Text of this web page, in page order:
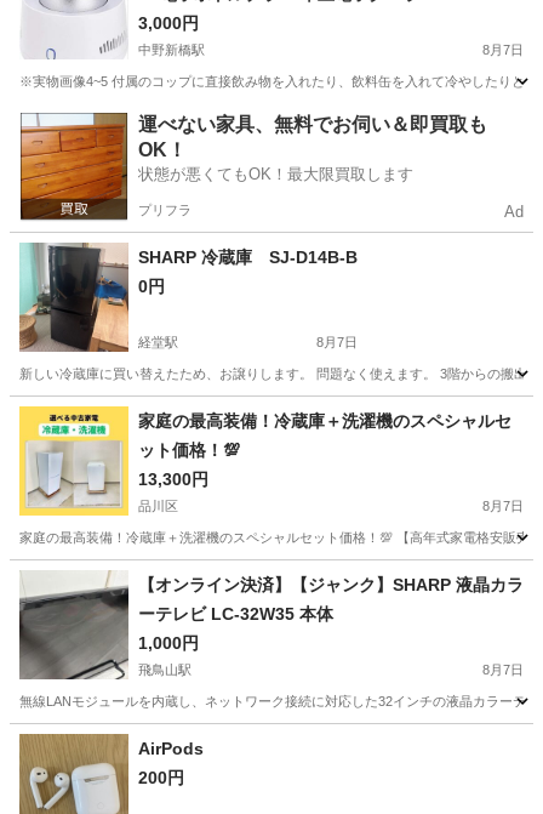
3,000円
中野新橋駅 8月7日
※実物画像4~5 付属のコップに直接飲み物を入れたり、飲料缶を入れて冷やしたりと
東京 中野区 中野新橋駅 生活家電
運べない家具、無料でお伺い＆即買取も
OK！
状態が悪くてもOK！最大限買取します
プリフラ Ad
SHARP 冷蔵庫 SJ-D14B-B
0円
経堂駅 8月7日
新しい冷蔵庫に買い替えたため、お譲りします。 問題なく使えます。 3階からの搬出
東京 世田谷区 経堂駅 キッチン家電 SHARP
家庭の最高装備！冷蔵庫＋洗濯機のスペシャルセ
ット価格！💯
13,300円
品川区 8月7日
家庭の最高装備！冷蔵庫＋洗濯機のスペシャルセット価格！💯 【高年式家電格安販
東京 品川区 生活家電
【オンライン決済】【ジャンク】SHARP 液晶カラ
ーテレビ LC-32W35 本体
1,000円
飛鳥山駅 8月7日
無線LANモジュールを内蔵し、ネットワーク接続に対応した32インチの液晶カラーテ
東京 北区
AirPods
200円